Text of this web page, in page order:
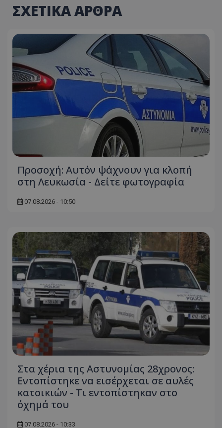
ΣΧΕΤΙΚΑ ΑΡΘΡΑ
Προσοχή: Αυτόν ψάχνουν για κλοπή
στη Λευκωσία - Δείτε φωτογραφία
07.08.2026 - 10:50
Στα χέρια της Αστυνομίας 28χρονος:
Εντοπίστηκε να εισέρχεται σε αυλές
κατοικιών - Τι εντοπίστηκαν στο
όχημά του
07.08.2026 - 10:33